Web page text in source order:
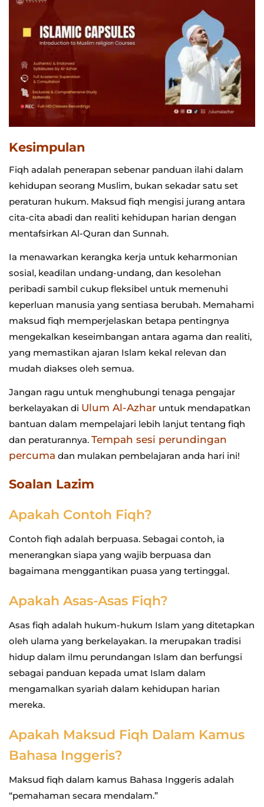
Kesimpulan
Fiqh adalah penerapan sebenar panduan ilahi dalam
kehidupan seorang Muslim, bukan sekadar satu set
peraturan hukum. Maksud fiqh mengisi jurang antara
cita-cita abadi dan realiti kehidupan harian dengan
mentafsirkan Al-Quran dan Sunnah.
Ia menawarkan kerangka kerja untuk keharmonian
sosial, keadilan undang-undang, dan kesolehan
peribadi sambil cukup fleksibel untuk memenuhi
keperluan manusia yang sentiasa berubah. Memahami
maksud fiqh memperjelaskan betapa pentingnya
mengekalkan keseimbangan antara agama dan realiti,
yang memastikan ajaran Islam kekal relevan dan
mudah diakses oleh semua.
Jangan ragu untuk menghubungi tenaga pengajar
berkelayakan di Ulum Al-Azhar untuk mendapatkan
bantuan dalam mempelajari lebih lanjut tentang fiqh
dan peraturannya. Tempah sesi perundingan
percuma dan mulakan pembelajaran anda hari ini!
Soalan Lazim
Apakah Contoh Fiqh?
Contoh fiqh adalah berpuasa. Sebagai contoh, ia
menerangkan siapa yang wajib berpuasa dan
bagaimana menggantikan puasa yang tertinggal.
Apakah Asas-Asas Fiqh?
Asas fiqh adalah hukum-hukum Islam yang ditetapkan
oleh ulama yang berkelayakan. Ia merupakan tradisi
hidup dalam ilmu perundangan Islam dan berfungsi
sebagai panduan kepada umat Islam dalam
mengamalkan syariah dalam kehidupan harian
mereka.
Apakah Maksud Fiqh Dalam Kamus
Bahasa Inggeris?
Maksud fiqh dalam kamus Bahasa Inggeris adalah
“pemahaman secara mendalam.”